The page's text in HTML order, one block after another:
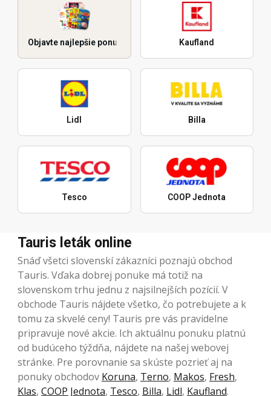
Objavte najlepšie ponuky Kaufland
Lidl Billa
Tesco COOP Jednota
Tauris leták online
Snáď všetci slovenskí zákazníci poznajú obchod
Tauris. Vďaka dobrej ponuke má totiž na
slovenskom trhu jednu z najsilnejších pozícií. V
obchode Tauris nájdete všetko, čo potrebujete a k
tomu za skvelé ceny! Tauris pre vás pravidelne
pripravuje nové akcie. Ich aktuálnu ponuku platnú
od budúceho týždňa, nájdete na našej webovej
stránke. Pre porovnanie sa skúste pozrieť aj na
ponuky obchodov Koruna, Terno, Makos, Fresh,
Klas, COOP Jednota, Tesco, Billa, Lidl, Kaufland.